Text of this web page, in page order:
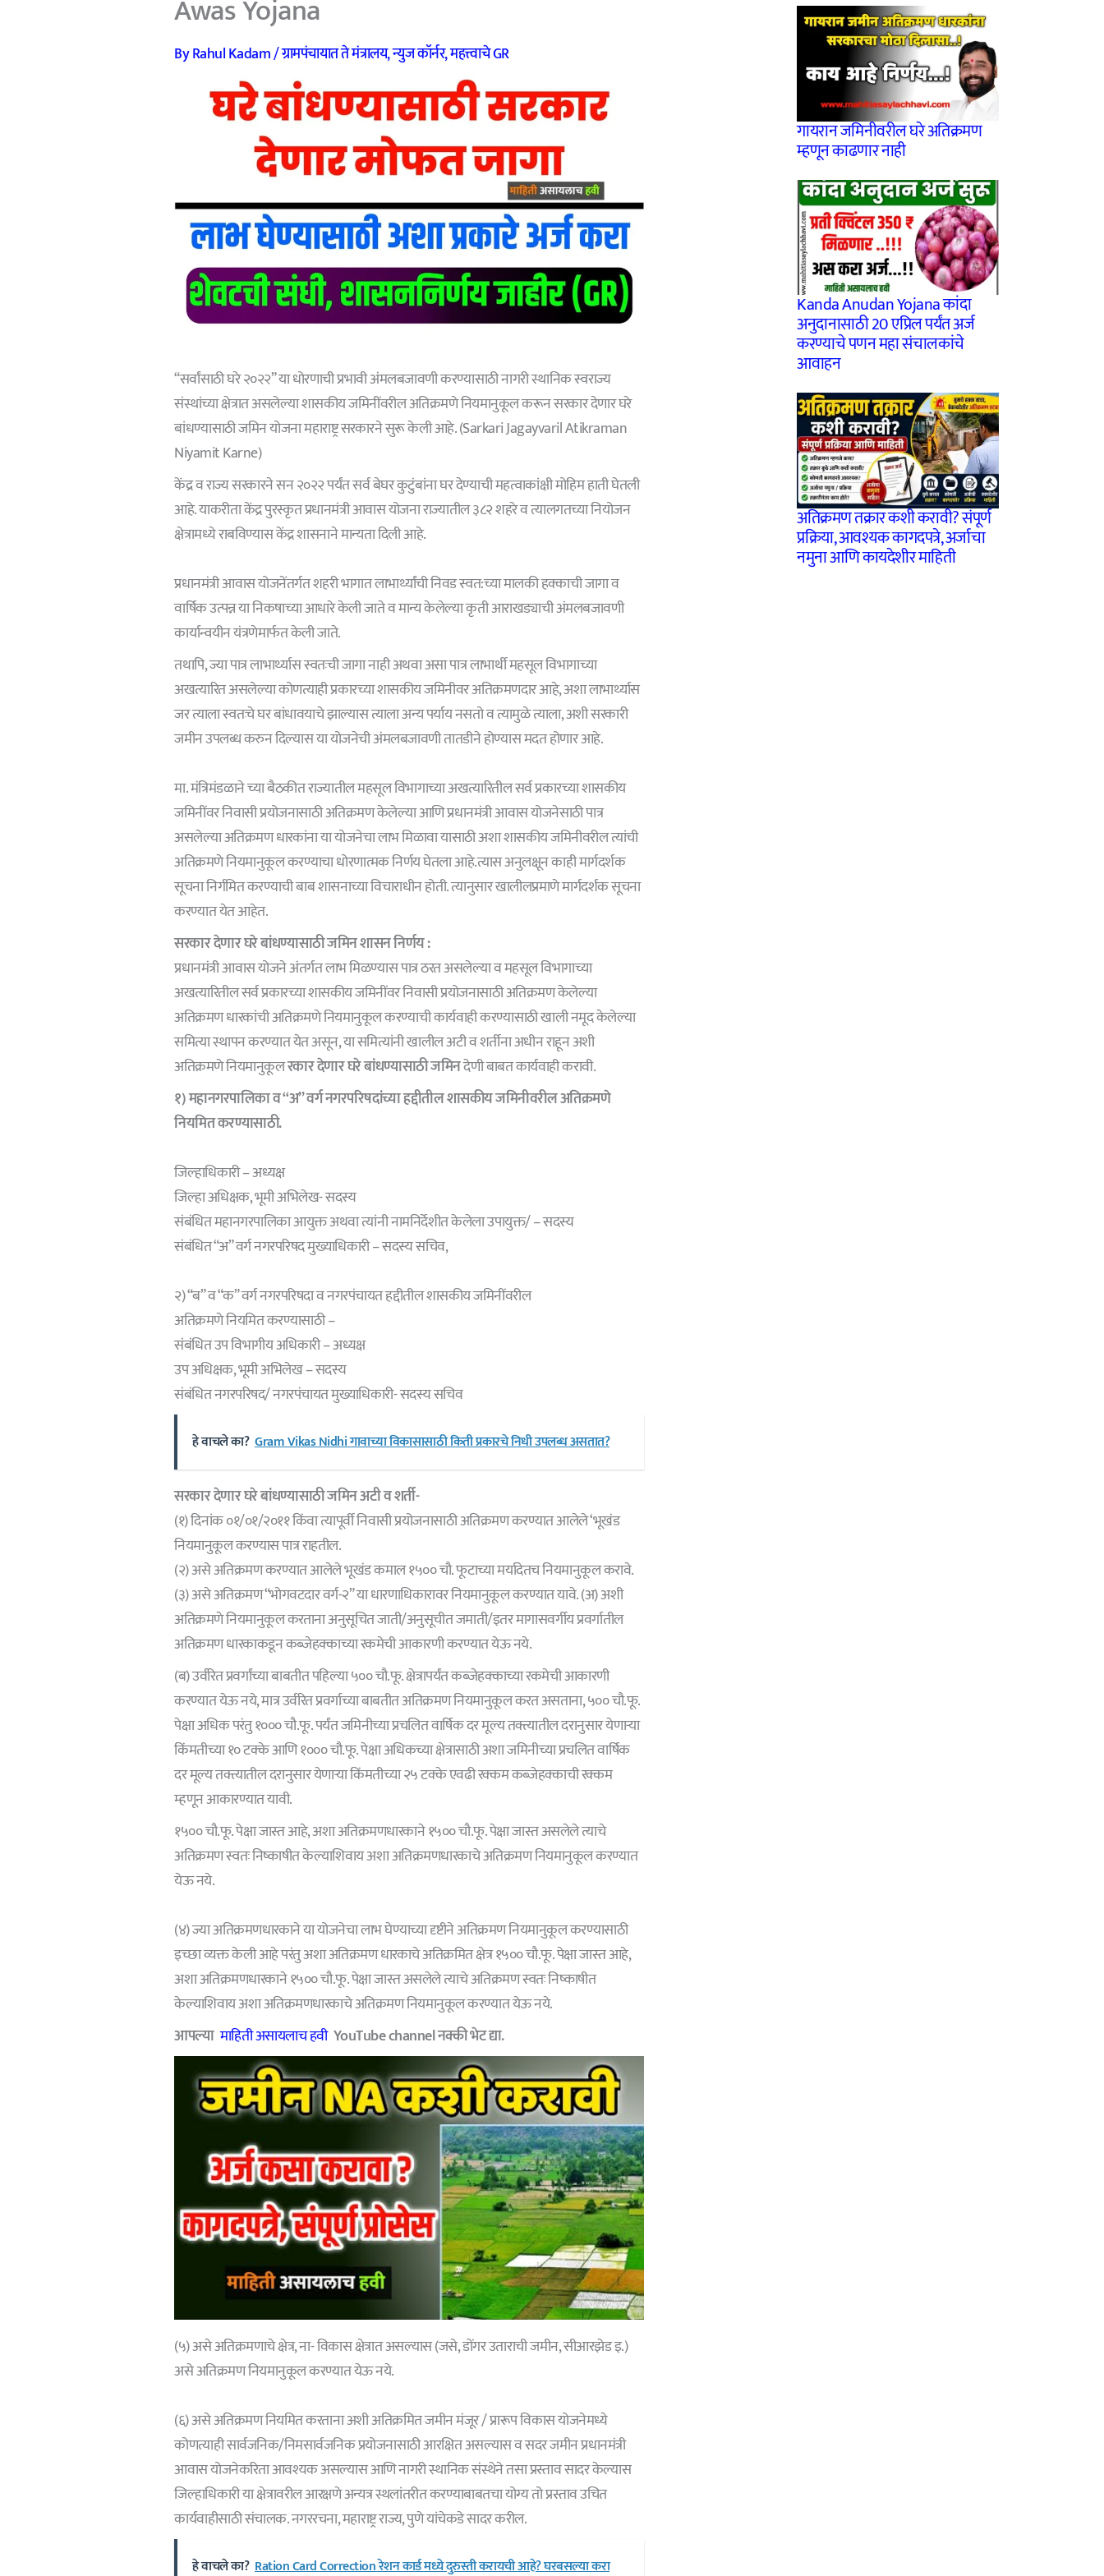
Awas Yojana
ByRahul Kadam/ग्रामपंचायात ते मंत्रालय,न्युज कॉर्नर,महत्त्वाचे GR
“सर्वांसाठी घरे २०२२” या धोरणाची प्रभावी अंमलबजावणी करण्यासाठी नागरी स्थानिक स्वराज्य
संस्थांच्या क्षेत्रात असलेल्या शासकीय जमिनींवरील अतिक्रमणे नियमानुकूल करून सरकार देणार घरे
बांधण्यासाठी जमिन योजना महाराष्ट्र सरकारने सुरू केली आहे. (Sarkari Jagayvaril Atikraman
Niyamit Karne)
केंद्र व राज्य सरकारने सन २०२२ पर्यंत सर्व बेघर कुटुंबांना घर देण्याची महत्वाकांक्षी मोहिम हाती घेतली
आहे. याकरीता केंद्र पुरस्कृत प्रधानमंत्री आवास योजना राज्यातील ३८२ शहरे व त्यालगतच्या नियोजन
क्षेत्रामध्ये राबविण्यास केंद्र शासनाने मान्यता दिली आहे.
प्रधानमंत्री आवास योजनेंतर्गत शहरी भागात लाभार्थ्यांची निवड स्वत:च्या मालकी हक्काची जागा व
वार्षिक उत्पन्न या निकषाच्या आधारे केली जाते व मान्य केलेल्या कृती आराखड्याची अंमलबजावणी
कार्यान्वयीन यंत्रणेमार्फत केली जाते.
तथापि, ज्या पात्र लाभार्थ्यास स्वतःची जागा नाही अथवा असा पात्र लाभार्थी महसूल विभागाच्या
अखत्यारित असलेल्या कोणत्याही प्रकारच्या शासकीय जमिनीवर अतिक्रमणदार आहे, अशा लाभार्थ्यास
जर त्याला स्वतःचे घर बांधावयाचे झाल्यास त्याला अन्य पर्याय नसतो व त्यामुळे त्याला, अशी सरकारी
जमीन उपलब्ध करुन दिल्यास या योजनेची अंमलबजावणी तातडीने होण्यास मदत होणार आहे.
मा. मंत्रिमंडळाने च्या बैठकीत राज्यातील महसूल विभागाच्या अखत्यारितील सर्व प्रकारच्या शासकीय
जमिनींवर निवासी प्रयोजनासाठी अतिक्रमण केलेल्या आणि प्रधानमंत्री आवास योजनेसाठी पात्र
असलेल्या अतिक्रमण धारकांना या योजनेचा लाभ मिळावा यासाठी अशा शासकीय जमिनीवरील त्यांची
अतिक्रमणे नियमानुकूल करण्याचा धोरणात्मक निर्णय घेतला आहे.त्यास अनुलक्षून काही मार्गदर्शक
सूचना निर्गमित करण्याची बाब शासनाच्या विचाराधीन होती. त्यानुसार खालीलप्रमाणे मार्गदर्शक सूचना
करण्यात येत आहेत.
सरकार देणार घरे बांधण्यासाठी जमिन शासन निर्णय :
प्रधानमंत्री आवास योजने अंतर्गत लाभ मिळण्यास पात्र ठरत असलेल्या व महसूल विभागाच्या
अखत्यारितील सर्व प्रकारच्या शासकीय जमिनींवर निवासी प्रयोजनासाठी अतिक्रमण केलेल्या
अतिक्रमण धारकांची अतिक्रमणे नियमानुकूल करण्याची कार्यवाही करण्यासाठी खाली नमूद केलेल्या
समित्या स्थापन करण्यात येत असून, या समित्यांनी खालील अटी व शर्तीना अधीन राहून अशी
अतिक्रमणे नियमानुकूलरकार देणार घरे बांधण्यासाठी जमिनदेणी बाबत कार्यवाही करावी.
१) महानगरपालिका व “अ” वर्ग नगरपरिषदांच्या हद्दीतील शासकीय जमिनीवरील अतिक्रमणे
नियमित करण्यासाठी.
जिल्हाधिकारी – अध्यक्ष
जिल्हा अधिक्षक, भूमी अभिलेख- सदस्य
संबंधित महानगरपालिका आयुक्त अथवा त्यांनी नामनिर्देशीत केलेला उपायुक्त/ – सदस्य
संबंधित “अ” वर्ग नगरपरिषद मुख्याधिकारी – सदस्य सचिव,
२) “ब” व “क” वर्ग नगरपरिषदा व नगरपंचायत हद्दीतील शासकीय जमिनींवरील
अतिक्रमणे नियमित करण्यासाठी –
संबंधित उप विभागीय अधिकारी – अध्यक्ष
उप अधिक्षक, भूमी अभिलेख – सदस्य
संबंधित नगरपरिषद/ नगरपंचायत मुख्याधिकारी- सदस्य सचिव
हे वाचले का? Gram Vikas Nidhi गावाच्या विकासासाठी किती प्रकारचे निधी उपलब्ध असतात?
सरकार देणार घरे बांधण्यासाठी जमिन अटी व शर्ती-
(१) दिनांक ०१/०१/२०११ किंवा त्यापूर्वी निवासी प्रयोजनासाठी अतिक्रमण करण्यात आलेले ‘भूखंड
नियमानुकूल करण्यास पात्र राहतील.
(२) असे अतिक्रमण करण्यात आलेले भूखंड कमाल १५०० चौ. फूटाच्या मर्यादेतच नियमानुकूल करावे.
(३) असे अतिक्रमण “भोगवटदार वर्ग-२” या धारणाधिकारावर नियमानुकूल करण्यात यावे. (अ) अशी
अतिक्रमणे नियमानुकूल करताना अनुसूचित जाती/अनुसूचीत जमाती/इतर मागासवर्गीय प्रवर्गातील
अतिक्रमण धारकाकडून कब्जेहक्काच्या रकमेची आकारणी करण्यात येऊ नये.
(ब) उर्वरित प्रवर्गांच्या बाबतीत पहिल्या ५०० चौ.फू. क्षेत्रापर्यंत कब्जेहक्काच्या रकमेची आकारणी
करण्यात येऊ नये, मात्र उर्वरित प्रवर्गाच्या बाबतीत अतिक्रमण नियमानुकूल करत असताना, ५०० चौ.फू.
पेक्षा अधिक परंतु १००० चौ.फू. पर्यंत जमिनीच्या प्रचलित वार्षिक दर मूल्य तक्त्यातील दरानुसार येणाऱ्या
किंमतीच्या १० टक्के आणि १००० चौ.फू. पेक्षा अधिकच्या क्षेत्रासाठी अशा जमिनीच्या प्रचलित वार्षिक
दर मूल्य तक्त्यातील दरानुसार येणाऱ्या किंमतीच्या २५ टक्के एवढी रक्कम कब्जेहक्काची रक्कम
म्हणून आकारण्यात यावी.
१५०० चौ.फू. पेक्षा जास्त आहे, अशा अतिक्रमणधारकाने १५०० चौ.फू. पेक्षा जास्त असलेले त्याचे
अतिक्रमण स्वतः निष्काषीत केल्याशिवाय अशा अतिक्रमणधारकाचे अतिक्रमण नियमानुकूल करण्यात
येऊ नये.
(४) ज्या अतिक्रमणधारकाने या योजनेचा लाभ घेण्याच्या दृष्टीने अतिक्रमण नियमानुकूल करण्यासाठी
इच्छा व्यक्त केली आहे परंतु अशा अतिक्रमण धारकाचे अतिक्रमित क्षेत्र १५०० चौ.फू. पेक्षा जास्त आहे,
अशा अतिक्रमणधारकाने १५०० चौ.फू. पेक्षा जास्त असलेले त्याचे अतिक्रमण स्वतः निष्काषीत
केल्याशिवाय अशा अतिक्रमणधारकाचे अतिक्रमण नियमानुकूल करण्यात येऊ नये.
आपल्यामाहिती असायलाच हवी YouTube channel नक्की भेट द्या.
(५) असे अतिक्रमणाचे क्षेत्र, ना- विकास क्षेत्रात असल्यास (जसे, डोंगर उताराची जमीन, सीआरझेड इ.)
असे अतिक्रमण नियमानुकूल करण्यात येऊ नये.
(६) असे अतिक्रमण नियमित करताना अशी अतिक्रमित जमीन मंजूर / प्रारूप विकास योजनेमध्ये
कोणत्याही सार्वजनिक/निमसार्वजनिक प्रयोजनासाठी आरक्षित असल्यास व सदर जमीन प्रधानमंत्री
आवास योजनेकरिता आवश्यक असल्यास आणि नागरी स्थानिक संस्थेने तसा प्रस्ताव सादर केल्यास
जिल्हाधिकारी या क्षेत्रावरील आरक्षणे अन्यत्र स्थलांतरीत करण्याबाबतचा योग्य तो प्रस्ताव उचित
कार्यवाहीसाठी संचालक. नगररचना, महाराष्ट्र राज्य, पुणे यांचेकडे सादर करील.
हे वाचले का? Ration Card Correction रेशन कार्ड मध्ये दुरुस्ती करायची आहे? घरबसल्या करा
गायरान जमिनीवरील घरे अतिक्रमण
म्हणून काढणार नाही
Kanda Anudan Yojana कांदा
अनुदानासाठी 20 एप्रिल पर्यंत अर्ज
करण्याचे पणन महा संचालकांचे
आवाहन
अतिक्रमण तक्रार कशी करावी? संपूर्ण
प्रक्रिया, आवश्यक कागदपत्रे, अर्जाचा
नमुना आणि कायदेशीर माहिती